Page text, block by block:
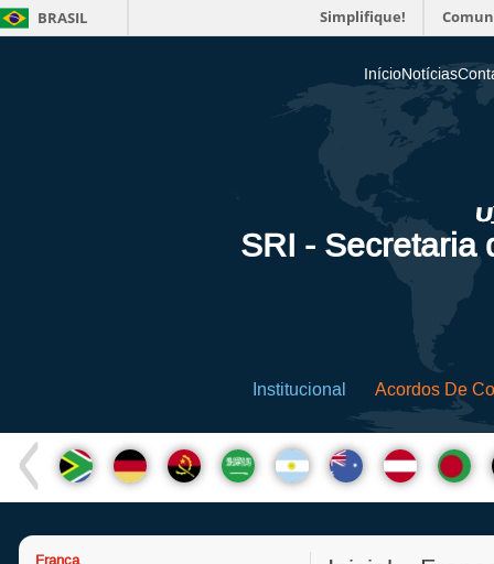
BRASIL Simplifique!
InícioNotícias
SRI - Secretaria
Institucional Acordos De
França